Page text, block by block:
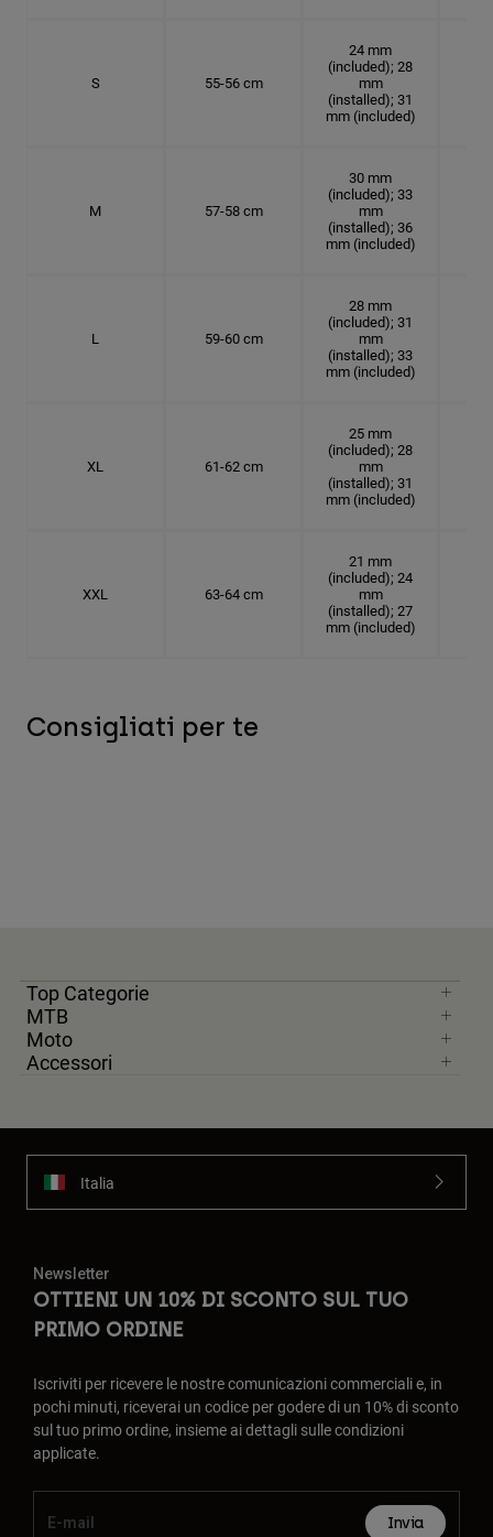
S 55-56 cm
24 mm
(included); 28
mm
(installed); 31
mm (included)
M 57-58 cm
30 mm
(included); 33
mm
(installed); 36
mm (included)
L 59-60 cm
28 mm
(included); 31
mm
(installed); 33
mm (included)
XL 61-62 cm
25 mm
(included); 28
mm
(installed); 31
mm (included)
XXL 63-64 cm
21 mm
(included); 24
mm
(installed); 27
mm (included)
Consigliati per te
Top Categorie
MTB
Moto
Accessori
Italia
Newsletter
OTTIENI UN 10% DI SCONTO SUL TUO
PRIMO ORDINE
Iscriviti per ricevere le nostre comunicazioni commerciali e, in
pochi minuti, riceverai un codice per godere di un 10% di sconto
sul tuo primo ordine, insieme ai dettagli sulle condizioni
applicate.
Invia